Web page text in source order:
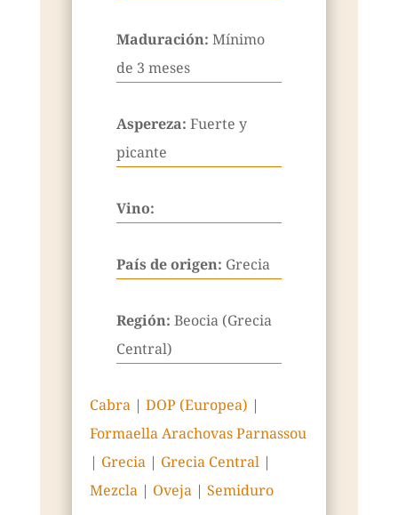
Maduración: Mínimo
de 3 meses
Aspereza: Fuerte y
picante
Vino:
País de origen: Grecia
Región: Beocia (Grecia
Central)
Cabra| DOP (Europea) |
Formaella Arachovas Parnassou
| Grecia| Grecia Central|
Mezcla| Oveja| Semiduro